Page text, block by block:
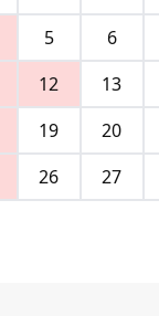
5 6
12 13
19 20
26 27